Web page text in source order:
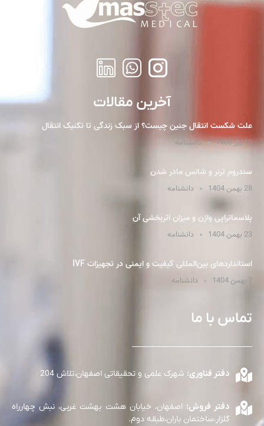
آخرین مقالات
علت شکست انتقال جنین چیست؟ از سبک زندگی تا تکنیک انتقال
10 تیر 1405 دانشنامه
سندروم ترنر و شانس مادر شدن
28 بهمن 1404 دانشنامه
پلاسما‌تراپی واژن و میزان اثربخشی آن
23 بهمن 1404 دانشنامه
استانداردهای بین‌المللی کیفیت و ایمنی در تجهیزات IVF
7 بهمن 1404 دانشنامه
تماس با ما
دفتر فناوری: شهرک علمی و تحقیقاتی اصفهان،تلاش 204
دفتر فروش: اصفهان، خیابان هشت بهشت غربی، نبش چهارراه
گلزار،ساختمان باران،طبقه دوم.